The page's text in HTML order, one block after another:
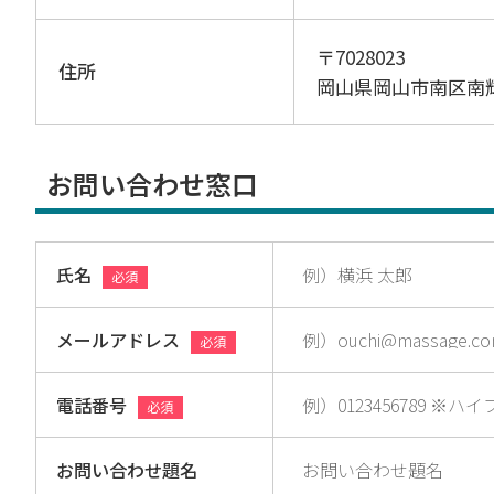
住所
〒7028023
岡山県岡山市南区南
お問い合わせ窓口
氏名 必須
メールアドレス 必須
電話番号 必須
お問い合わせ題名